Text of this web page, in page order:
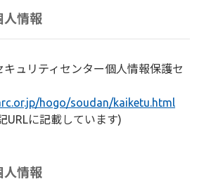
人情報
ュリティセンター個人情報保護セ
hogo/soudan/kaiketu.html
URLに記載しています)
人情報